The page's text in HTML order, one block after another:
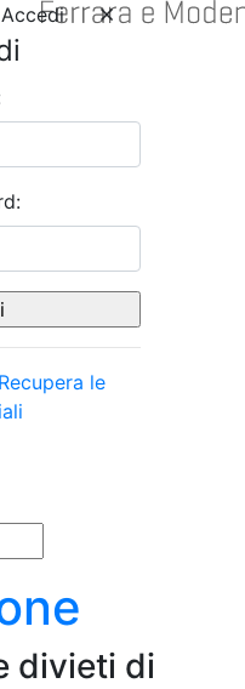
Accedi
Recupera le
divieti di